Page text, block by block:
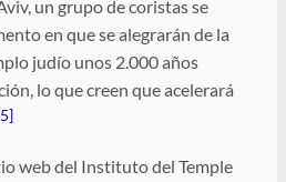
un grupo de coristas se
en que se alegrarán de la
judío unos 2.000 años
lo que creen que acelerará
web del Instituto del Temple